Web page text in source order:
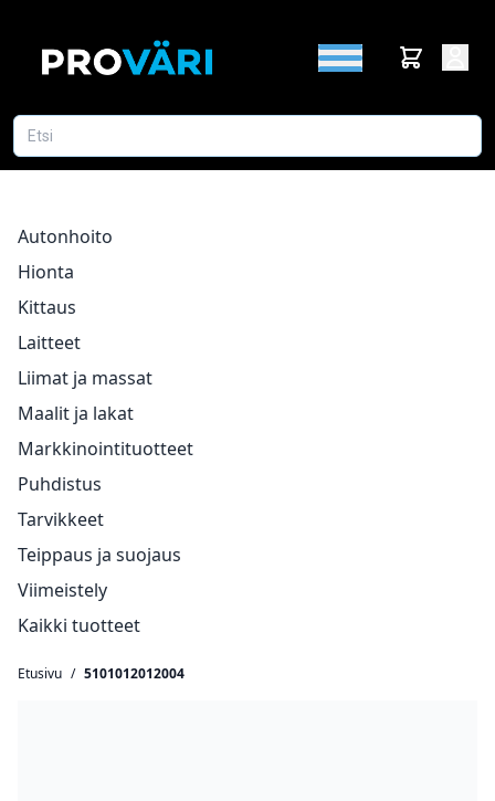
Autonhoito
Hionta
Kittaus
Laitteet
Liimat ja massat
Maalit ja lakat
Markkinointituotteet
Puhdistus
Tarvikkeet
Teippaus ja suojaus
Viimeistely
Kaikki tuotteet
Etusivu / 5101012012004